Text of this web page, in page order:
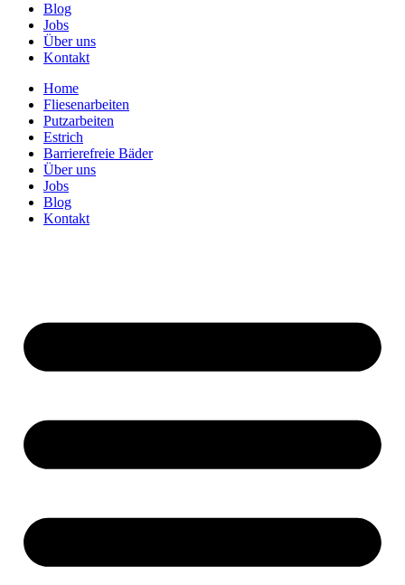
Blog
Jobs
Über uns
Kontakt
Home
Fliesenarbeiten
Putzarbeiten
Estrich
Barrierefreie Bäder
Über uns
Jobs
Blog
Kontakt